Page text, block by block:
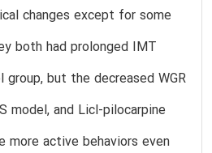
changes except for some
both had prolonged IMT
but the decreased WGR
model, and Licl-pilocarpine
more active behaviors even